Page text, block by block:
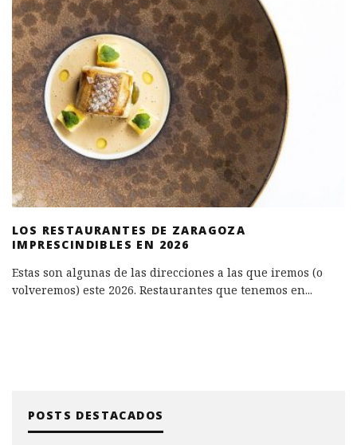
LOS RESTAURANTES DE ZARAGOZA
IMPRESCINDIBLES EN 2026
Estas son algunas de las direcciones a las que iremos (o
volveremos) este 2026. Restaurantes que tenemos en...
POSTS DESTACADOS